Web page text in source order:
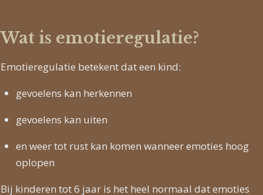
Wat is emotieregulatie?
Emotieregulatie betekent dat een kind:
gevoelens kan herkennen
gevoelens kan uiten
en weer tot rust kan komen wanneer emoties hoog
oplopen
Bij kinderen tot 6 jaar is het heel normaal dat emoties